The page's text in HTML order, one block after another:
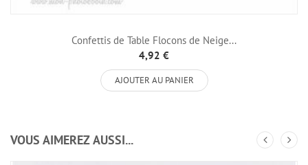
Confettis de Table Flocons de Neige...
4,92 €
AJOUTER AU PANIER
VOUS AIMEREZ AUSSI...